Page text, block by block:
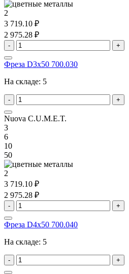
2
3 719.10 ₽
2 975.28 ₽
- +
Фреза D3x50 700.030
На складе: 5
- +
Nuova C.U.M.E.T.
3
6
10
50
2
3 719.10 ₽
2 975.28 ₽
- +
Фреза D4x50 700.040
На складе: 5
- +